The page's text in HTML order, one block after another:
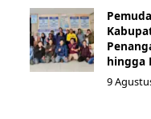
hingga
9